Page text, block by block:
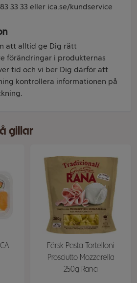
33 33 eller ica.se/kundservice
att alltid ge Dig rätt
förändringar i produkternas
tid och vi ber Dig därför att
kontrollera informationen på
gillar
Färsk Pasta Tortelloni
Prosciutto Mozzarella
250g Rana